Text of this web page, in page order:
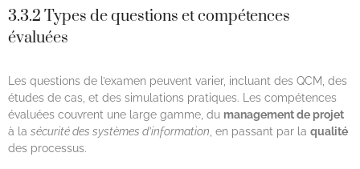
3.3.2 Types de questions et compétences
évaluées
Les questions de l’examen peuvent varier, incluant des QCM, des
études de cas, et des simulations pratiques. Les compétences
évaluées couvrent une large gamme, du management de projet
à la sécurité des systèmes d’information , en passant par la qualité
des processus.